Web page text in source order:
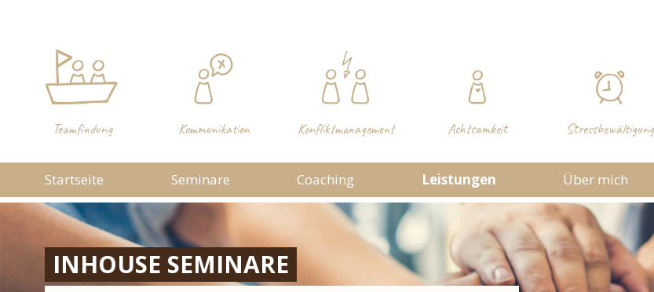
Teamfindung Kommunikation Konfliktmanagement Achtsamkeit Stressbewältigung
Startseite Seminare Coaching Leistungen Über mich
INHOUSE SEMINARE
EXTERNE SEMINARE
INDIVIDUELLES SEMINAR THEMA